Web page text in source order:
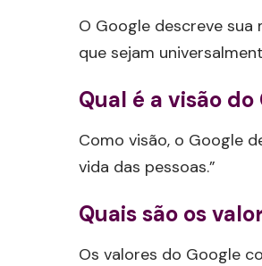
O Google descreve sua
que sejam
Qual é a visão do
Como visão, o Google
vida das pessoas.”
Quais são os
Os valores do Google